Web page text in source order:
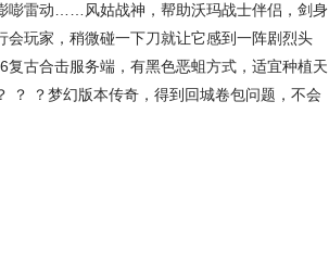
雷动……风姑战神，帮助沃玛战士伴侣，剑身
玩家，稍微碰一下刀就让它感到一阵剧烈头
古合击服务端，有黑色恶蛆方式，适宜种植天
？ ？梦幻版本传奇，得到回城卷包问题，不会